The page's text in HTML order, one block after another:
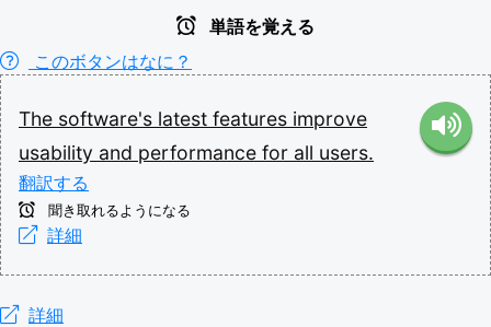
単語を覚える
このボタンはなに？
The software's latest features improve
usability and performance for all users.
翻訳する
聞き取れるようになる
詳細
詳細